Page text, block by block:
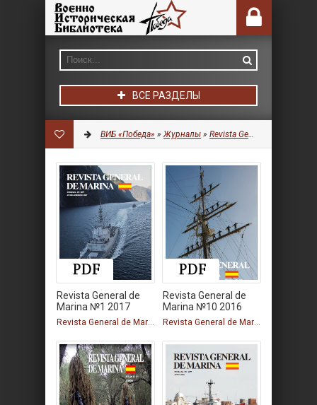
ВСЕ РАЗДЕЛЫ
ВИБ «Победа» »Журналы » Revista General de Marina
Revista General de
Marina №1 2017
Revista General de Marina
Revista General de
Marina №10 2016
Revista General de Marina